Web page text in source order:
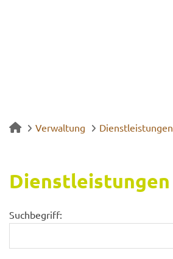
Verwaltung Dienstleistungen
Dienst­leis­tun­gen
Suchbegriff: